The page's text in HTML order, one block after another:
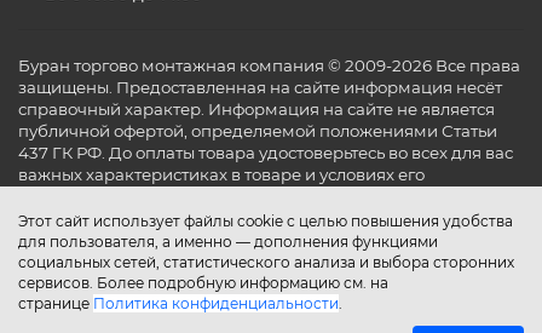
Этот сайт использует файлы cookie с целью повышения удобства
для пользователя, а именно — дополнения функциями
социальных сетей, статистического анализа и выбора сторонних
сервисов. Более подробную информацию см. на
странице Политика конфиденциальности.
Буран торгово монтажная компания © 2009-2026 Все права
защищены. Предоставленная на сайте информация несёт
справочный характер. Информация на сайте не является
публичной офертой, определяемой положениями Статьи
437 ГК РФ. До оплаты товара удостоверьтесь во всех для вас
важных характеристиках в товаре и условиях его